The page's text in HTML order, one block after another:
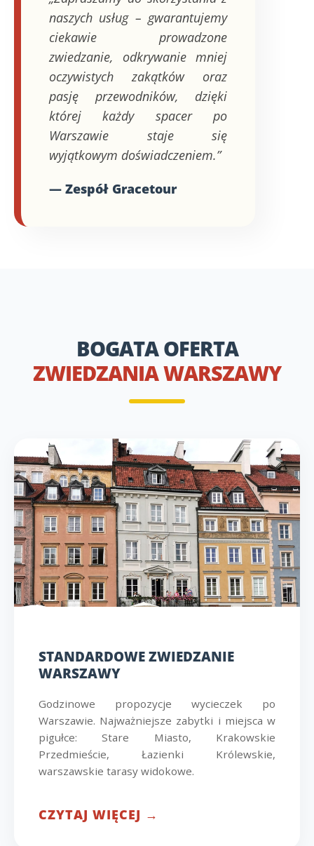
naszych usług – gwarantujemy
ciekawie prowadzone
zwiedzanie, odkrywanie mniej
oczywistych zakątków oraz
pasję przewodników, dzięki
której każdy spacer po
Warszawie staje się
wyjątkowym doświadczeniem.”
— Zespół Gracetour
BOGATA OFERTA
ZWIEDZANIA WARSZAWY
STANDARDOWE ZWIEDZANIE
WARSZAWY
Godzinowe propozycje wycieczek po
Warszawie. Najważniejsze zabytki i miejsca w
pigułce: Stare Miasto, Krakowskie
Przedmieście, Łazienki Królewskie,
warszawskie tarasy widokowe.
CZYTAJ WIĘCEJ →